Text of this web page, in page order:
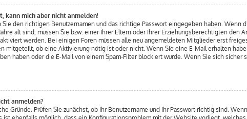
kann mich aber nicht anmelden!
Sie den richtigen Benutzernamen und das richtige Passwort eingegeben haben.
alt sind, müssen Sie bzw. einer Ihrer Eltern oder Ihrer Erziehungsberechtigten
werden. Bei einigen Foren müssen alle neu angemeldeten Mitglieder erst
mitgeteilt, ob eine Aktivierung nötig ist oder nicht. Wenn Sie eine E-Mail erhalten
haben oder die E-Mail von einem Spam-Filter blockiert wurde. Wenn Sie sich
anmelden?
Gründe. Prüfen Sie zunächst, ob Ihr Benutzername und Ihr Passwort richtig sind.